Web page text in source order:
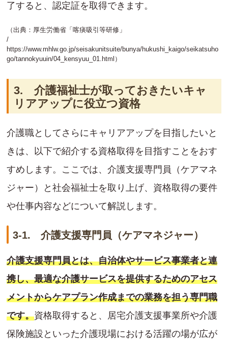
了すると、認定証を取得できます。
（出典：厚生労働省「喀痰吸引等研修」
/
https://www.mhlw.go.jp/seisakunitsuite/bunya/hukushi_kaigo/seikatsuho
go/tannokyuuin/04_kensyuu_01.html ）
3. 介護福祉士が取っておきたいキャ
リアアップに役立つ資格
介護職としてさらにキャリアアップを目指したいと
きは、以下で紹介する資格取得を目指すことをおす
すめします。ここでは、介護支援専門員（ケアマネ
ジャー）と社会福祉士を取り上げ、資格取得の要件
や仕事内容などについて解説します。
3-1. 介護支援専門員（ケアマネジャー）
介護支援専門員とは、自治体やサービス事業者と連
携し、最適な介護サービスを提供するためのアセス
メントからケアプラン作成までの業務を担う専門職
です。資格取得すると、居宅介護支援事業所や介護
保険施設といった介護現場における活躍の場が広が